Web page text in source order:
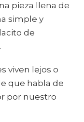
pieza llena de
simple y
de
viven lejos o
que habla de
por nuestro